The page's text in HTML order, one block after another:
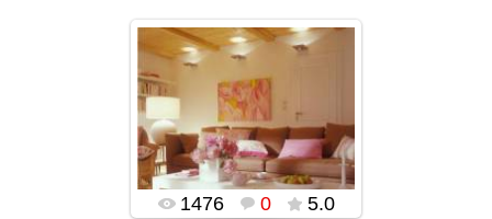
05.01.2016
popularsge
1476 0 5.0